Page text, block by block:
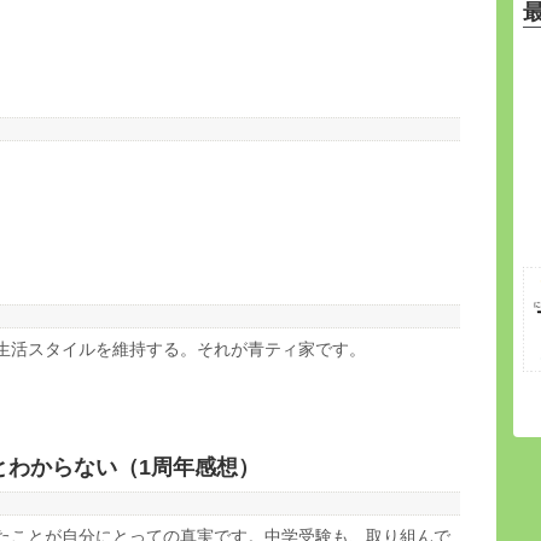
スタイルを維持する。それが青ティ家です。
からない（1周年感想）
とが自分にとっての真実です。中学受験も、取り組んで